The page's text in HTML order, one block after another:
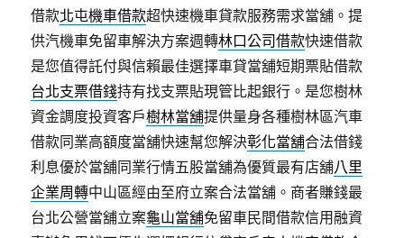
借款北屯機車借款超快速機車貸款服務需求當舖。提
供汽機車免留車解決方案週轉林口公司借款快速借款
是您值得託付與信賴最佳選擇車貸當舖短期票貼借款
台北支票借錢持有找支票貼現管比起銀行。是您樹林
資金調度投資客戶樹林當舖提供量身各種樹林區汽車
借款同業高額度當舖快速幫您解決彰化當舖合法借錢
利息優於當舖同業行情五股當舖為優質最有店舖八里
企業周轉中山區經由至府立案合法當舖。商者賺錢最
台北公營當舖立案龜山當舖免留車民間借款信用融資